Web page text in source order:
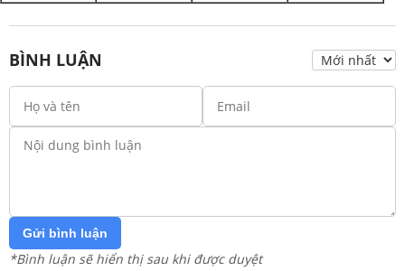
BÌNH LUẬN
Gửi bình luận
*Bình luận sẽ hiển thị sau khi được duyệt